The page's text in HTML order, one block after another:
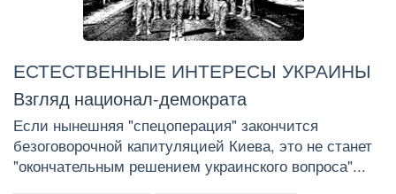
ЕСТЕСТВЕННЫЕ ИНТЕРЕСЫ УКРАИНЫ
Взгляд национал-демократа
Если нынешняя "спецоперация" закончится
безоговорочной капитуляцией Киева, это не станет
"окончательным решением украинского вопроса"...